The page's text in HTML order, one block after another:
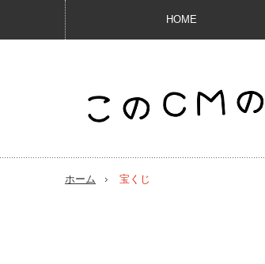
HOME
ホーム 宝くじ